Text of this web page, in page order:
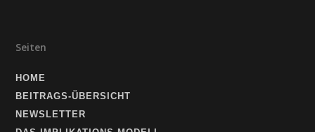
Seiten
HOME
BEITRAGS-ÜBERSICHT
NEWSLETTER